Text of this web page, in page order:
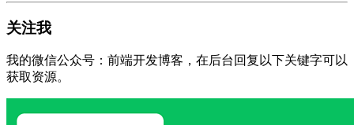
关注我
我的微信公众号：前端开发博客，在后台回复以下关键字可以
获取资源。